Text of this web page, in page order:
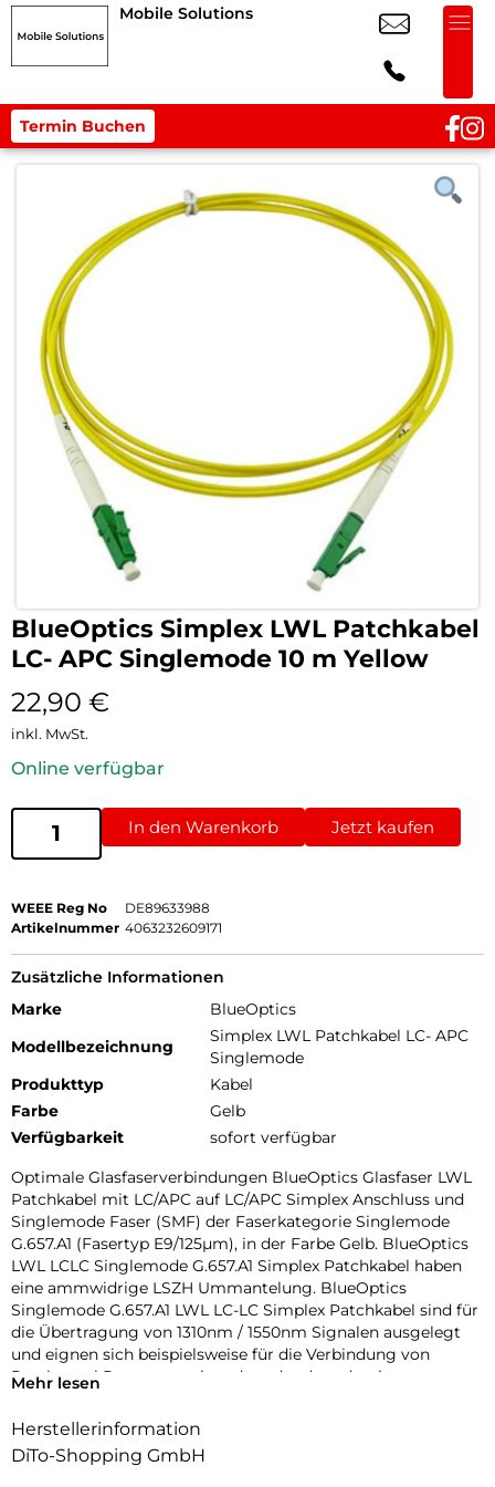
Mobile Solutions
Termin Buchen
BlueOptics Simplex LWL Patchkabel
LC- APC Singlemode 10 m Yellow
22,90 €
inkl. MwSt.
Online verfügbar
In den Warenkorb Jetzt kaufen
WEEE Reg No
DE89633988
Artikelnummer 4063232609171
Zusätzliche Informationen
Marke
BlueOptics
Modellbezeichnung
Simplex LWL Patchkabel LC- APC
Singlemode
Produkttyp
Kabel
Farbe
Gelb
Verfügbarkeit
sofort verfügbar
Optimale Glasfaserverbindungen BlueOptics Glasfaser LWL
Patchkabel mit LC/APC auf LC/APC Simplex Anschluss und
Singlemode Faser (SMF) der Faserkategorie Singlemode
G.657.A1 (Fasertyp E9/125µm), in der Farbe Gelb. BlueOptics
LWL LCLC Singlemode G.657.A1 Simplex Patchkabel haben
eine ammwidrige LSZH Ummantelung. BlueOptics
Singlemode G.657.A1 LWL LC-LC Simplex Patchkabel sind für
die Übertragung von 1310nm / 1550nm Signalen ausgelegt
und eignen sich beispielsweise für die Verbindung von
Patchpanel Ports untereinander oder dem damit
Dämpfungswerte BlueOptics Singlemode G.657.A1 LWL LC-
0,4dB pro Kilometer, eine geringe Eingangsdämpfung (Input
Mehr lesen
Herstellerinformation
DiTo-Shopping GmbH